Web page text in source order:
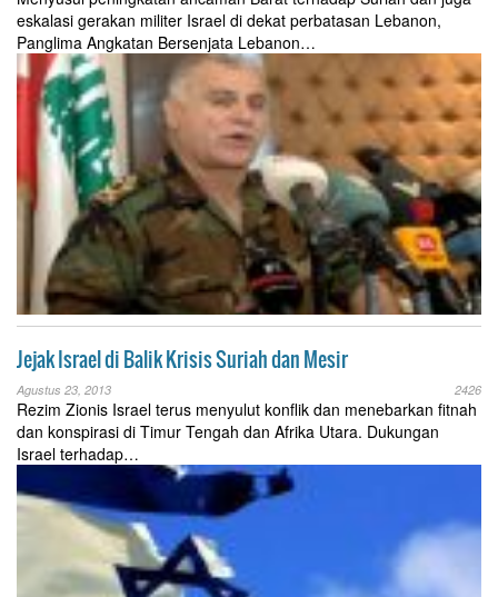
eskalasi gerakan militer Israel di dekat perbatasan Lebanon,
Panglima Angkatan Bersenjata Lebanon…
Jejak Israel di Balik Krisis Suriah dan Mesir
Agustus 23, 2013 2426
Rezim Zionis Israel terus menyulut konflik dan menebarkan fitnah
dan konspirasi di Timur Tengah dan Afrika Utara. Dukungan
Israel terhadap…